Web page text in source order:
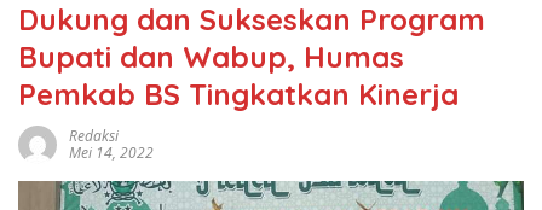
Dukung dan Sukseskan Program
Bupati dan Wabup, Humas
Pemkab BS Tingkatkan Kinerja
Redaksi
Mei 14, 2022